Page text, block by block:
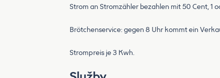
Strom an Stromzähler bezahlen mit 50 Cent, 1
Brötchenservice: gegen 8 Uhr kommt ein
Strompreis je 3 Kwh.